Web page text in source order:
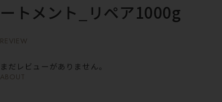
ートメント_リペア1000g
REVIEW
まだレビューがありません。
ABOUT